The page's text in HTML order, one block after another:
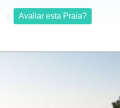
Avaliar esta Praia?